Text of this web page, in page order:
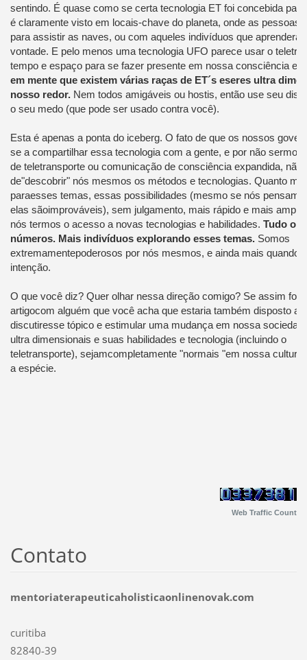
sentindo. É quase comose certa tecnologia ET foi concebida para
é claramente visto em locais-chave do planeta, onde as pessoas
para assistiras naves, ou com aqueles indivíduos que
vontade. E pelo menos uma tecnologia UFO parece usar o
tempo e espaço para se fazer presente em nossa consciência
em mente que existem várias raças de ET´s eseres ultra
nosso redor. Nem todos amigáveis ou hostis, então use seu
o seu medo (que pode ser usado contra você).
Esta é apenas a ponta do iceberg. O fato de que os nossos
se a compartilhar essa tecnologia com a gente, e pornãosermos
de teletransporte ou comunicação de consciência expandida, não
de"descobrir" nós mesmos os métodos e tecnologias. Quanto
paraesses temas, essas possibilidades (mesmo se nós
elas sãoimprováveis), sem julgamento, mais rápido e mais amplo
nós termos o acesso a novas tecnologias e habilidades. Tudo o
números. Mais indivíduos explorando esses temas. Somos
extremamentepoderosos por nós mesmos, e ainda mais quando
intenção.
O que você diz? Quer olhar nessa direção comigo? Se assim for
artigocom alguém que você acha que estaria também disposto a
discutiresse tópico e estimular uma mudança em nossa
ultra dimensionais e suas habilidades e tecnologia (incluindo o
teletransporte), sejamcompletamente "normais "em nossa cultura
a espécie.
Web Traffic Count
Contato
mentoriaterapeuticaholisticaonlinenovak.com
curitiba
82840-39